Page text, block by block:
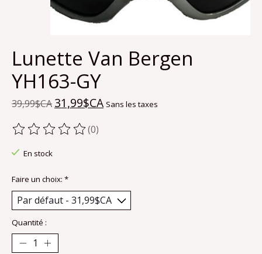
Lunette Van Bergen
YH163-GY
39,99$CA 31,99$CA Sans les taxes
Ce produit est évalué à
(0)
En stock
Faire un choix: *
Quantité :